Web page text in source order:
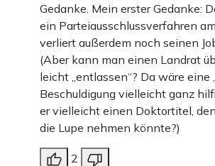
Gedanke. Mein erster Gedanke:
ein Parteiausschlussverfahren
verliert außerdem noch seinen
(Aber kann man einen Landrat
leicht „entlassen“? Da wäre eine
Beschuldigung vielleicht ganz
er vielleicht einen Doktortitel,
die Lupe nehmen könnte?)
2